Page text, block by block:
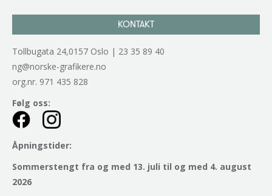
KONTAKT
Tollbugata 24,0157 Oslo | 23 35 89 40
ng@norske-grafikere.no
org.nr. 971 435 828
Følg oss:
Åpningstider:
Sommerstengt fra og med 13. juli til og med 4. august
2026